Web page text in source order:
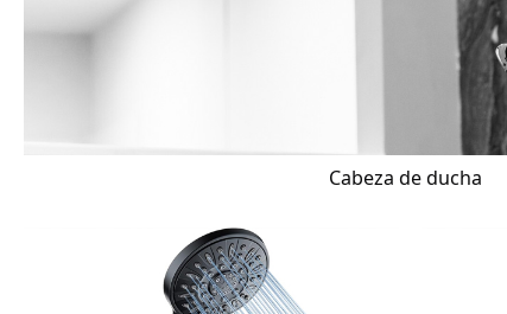
Cabeza de ducha